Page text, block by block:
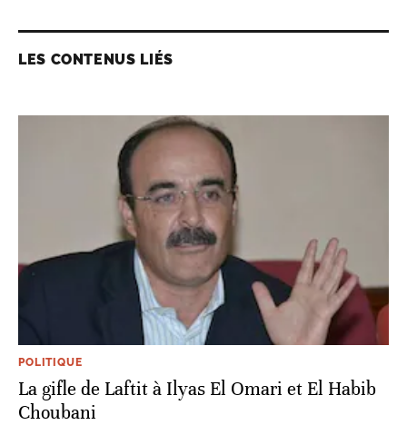
LES CONTENUS LIÉS
POLITIQUE
La gifle de Laftit à Ilyas El Omari et El Habib
Choubani